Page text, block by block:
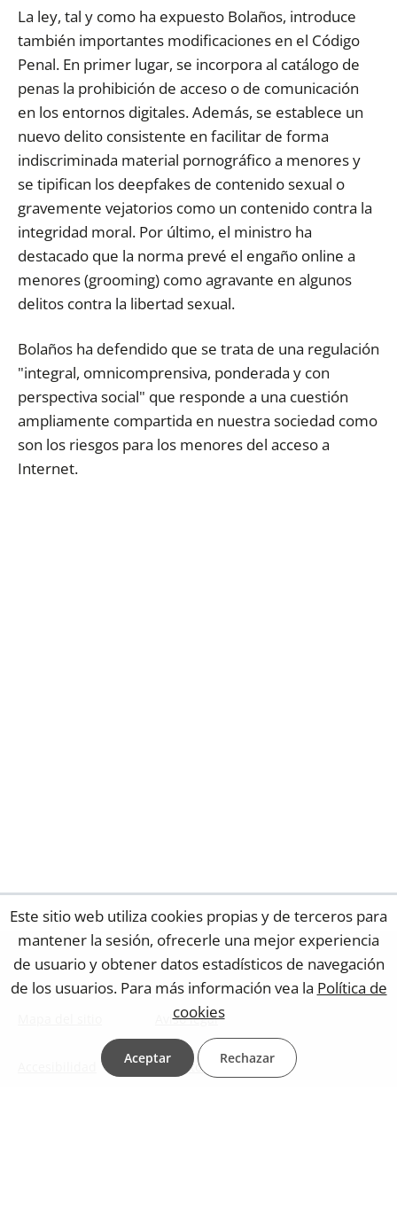
La ley, tal y como ha expuesto Bolaños, introduce
también importantes modificaciones en el Código
Penal. En primer lugar, se incorpora al catálogo de
penas la prohibición de acceso o de comunicación
en los entornos digitales. Además, se establece un
nuevo delito consistente en facilitar de forma
indiscriminada material pornográfico a menores y
se tipifican los deepfakes de contenido sexual o
gravemente vejatorios como un contenido contra la
integridad moral. Por último, el ministro ha
destacado que la norma prevé el engaño online a
menores (grooming) como agravante en algunos
delitos contra la libertad sexual.
Bolaños ha defendido que se trata de una regulación
"integral, omnicomprensiva, ponderada y con
perspectiva social" que responde a una cuestión
ampliamente compartida en nuestra sociedad como
son los riesgos para los menores del acceso a
Internet.
Aviso legal
Contacto web
Este sitio web utiliza cookies propias y de terceros para
mantener la sesión, ofrecerle una mejor experiencia
de usuario y obtener datos estadísticos de navegación
de los usuarios. Para más información vea la Política de
cookies
Aceptar Rechazar